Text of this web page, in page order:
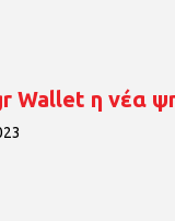
Wallet η νέα